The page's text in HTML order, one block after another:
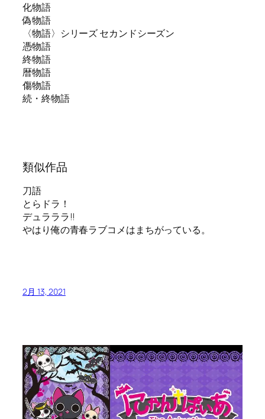
化物語
偽物語
〈物語〉シリーズ セカンドシーズン
憑物語
終物語
暦物語
傷物語
続・終物語
類似作品
刀語
とらドラ！
デュラララ!!
やはり俺の青春ラブコメはまちがっている。
2月 13, 2021